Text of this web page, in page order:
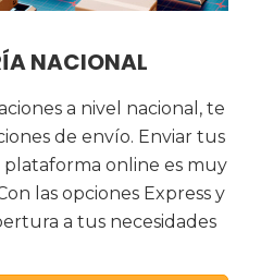
NACIONAL
a nivel nacional, te
de envío. Enviar tus
online es muy
las opciones Express y
a tus necesidades